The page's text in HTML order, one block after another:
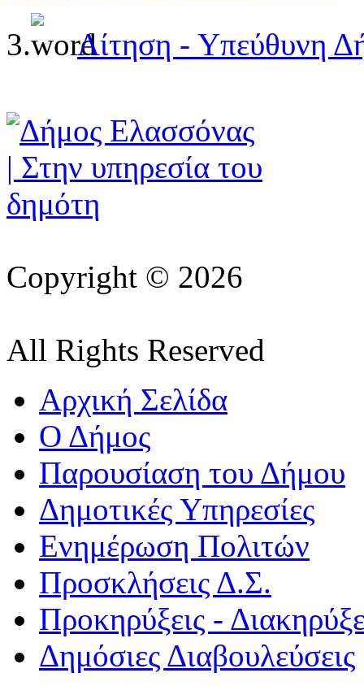
3.
Αίτηση - Υπεύθυνη
Copyright © 2026
All Rights Reserved
Αρχική Σελίδα
Ο Δήμος
Παρουσίαση του Δήμου
Δημοτικές Υπηρεσίες
Ενημέρωση Πολιτών
Προσκλήσεις Δ.Σ.
Προκηρύξεις -
Δημόσιες Διαβουλεύσεις